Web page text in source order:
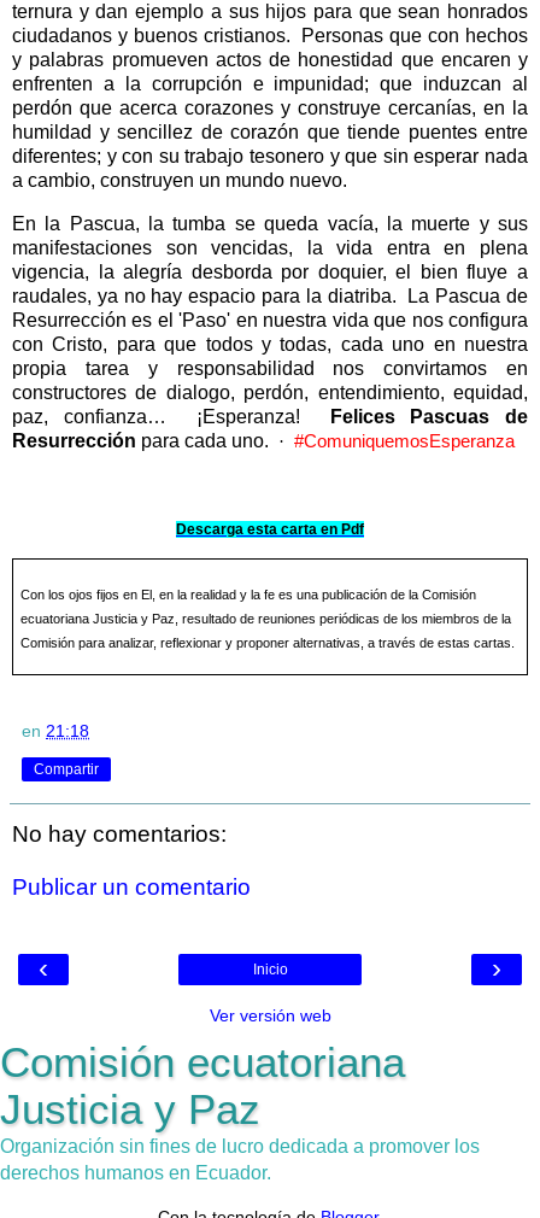
ternura y dan ejemplo a sus hijos para que sean honrados
ciudadanos y buenos cristianos.
Personas que con hechos
y palabras promueven actos de honestidad que encaren y
enfrenten a la corrupción e impunidad; que induzcan al
perdón que acerca corazones y construye cercanías, en la
humildad y sencillez de corazón que tiende puentes entre
diferentes; y con su trabajo tesonero y que sin esperar nada
a cambio, construyen un mundo nuevo.
En la Pascua, la tumba se queda vacía, la muerte y sus
manifestaciones son vencidas, la vida entra en plena
vigencia, la alegría desborda por doquier, el bien fluye a
raudales, ya no hay espacio para la diatriba.
La Pascua de
Resurrección es el 'Paso' en nuestra vida que nos configura
con Cristo, para que todos y todas, cada uno en nuestra
propia tarea y responsabilidad nos convirtamos en
constructores de dialogo, perdón, entendimiento, equidad,
paz, confianza…
¡Esperanza!
Felices Pascuas de
Resurrección para cada uno. · #ComuniquemosEsperanza
Descarga esta carta en Pdf
Con los ojos fijos en El, en la realidad y la fe es una publicación de la Comisión
ecuatoriana Justicia y Paz, resultado de reuniones periódicas de los miembros de la
Comisión para analizar, reflexionar y proponer alternativas, a través de estas cartas.
en 21:18
Compartir
No hay comentarios:
Publicar un comentario
‹ ›
Inicio
Ver versión web
Comisión ecuatoriana
Justicia y Paz
Organización sin fines de lucro dedicada a promover los
derechos humanos en Ecuador.